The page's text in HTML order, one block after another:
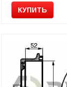
КУПИТЬ